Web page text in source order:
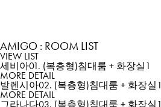
AMIGO : ROOM LIST
VIEW LIST
세비아01. (복층형)침대룸 + 화장실1
MORE DETAIL
발렌시아02. (복층형)침대룸 + 화장실1
MORE DETAIL
그라나다03. (복층형)침대룸 + 화장실1